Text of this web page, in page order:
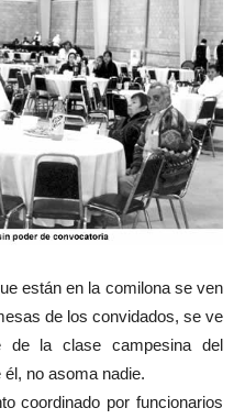
están en la comilona se ven
de los convidados, se ve
de la clase campesina del
no asoma nadie.
coordinado por funcionarios